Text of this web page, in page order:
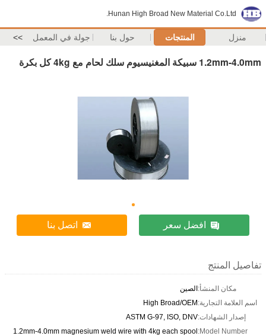
Hunan High Broad New Material Co.Ltd.
منزل المنتجات حول بنا جولة في المعمل >>
1.2mm-4.0mm سبيكة المغنيسيوم سلك لحام مع 4kg كل بكرة
افضل سعر اتصل بنا
تفاصيل المنتج
مكان المنشأ:الصين
اسم العلامة التجارية:High Broad/OEM
إصدار الشهادات:ASTM G-97, ISO, DNV
Model Number:
1.2mm-4.0mm magnesium weld wire with 4kg each spool